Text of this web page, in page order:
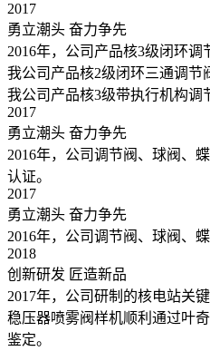
2017
勇立潮头 奋力争先
2016年，公司产品核3级闭环调
我公司产品核2级闭环三通调节
我公司产品核3级带执行机构调
2017
勇立潮头 奋力争先
2016年，公司调节阀、球阀、
认证。
2017
勇立潮头 奋力争先
2016年，公司调节阀、球阀、
2018
创新研发 匠造新品
2017年，公司研制的核电站关
稳压器喷雾阀样机顺利通过叶
鉴定。